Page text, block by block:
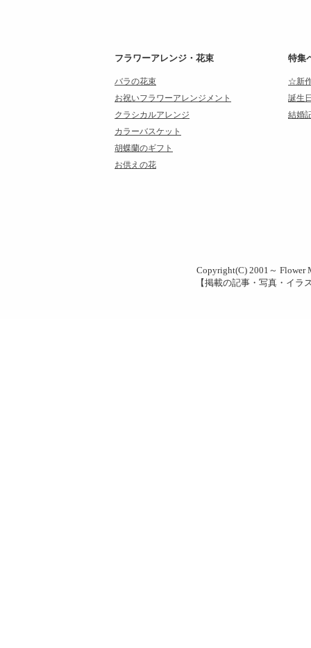
フラワーアレンジ・花束 特集
バラの花束
お祝いフラワーアレンジメント
クラシカルアレンジ
カラーバスケット
胡蝶蘭のギフト
お供えの花
☆新
誕生
結婚
Copyright(C) 2001～ Flower
【掲載の記事・写真・イ